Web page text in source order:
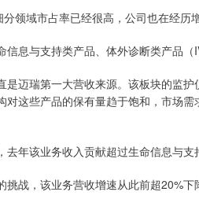
领域市占率已经很高，公司也在经历
息与支持类产品、体外诊断类产品（
是迈瑞第一大营收来源。该板块的监
对这些产品的保有量趋于饱和，市场
年该业务收入贡献超过生命信息与支
挑战，该业务营收增速从此前超20%